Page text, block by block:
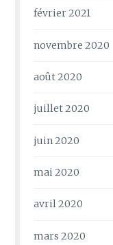
février 2021
novembre 2020
août 2020
juillet 2020
juin 2020
mai 2020
avril 2020
mars 2020